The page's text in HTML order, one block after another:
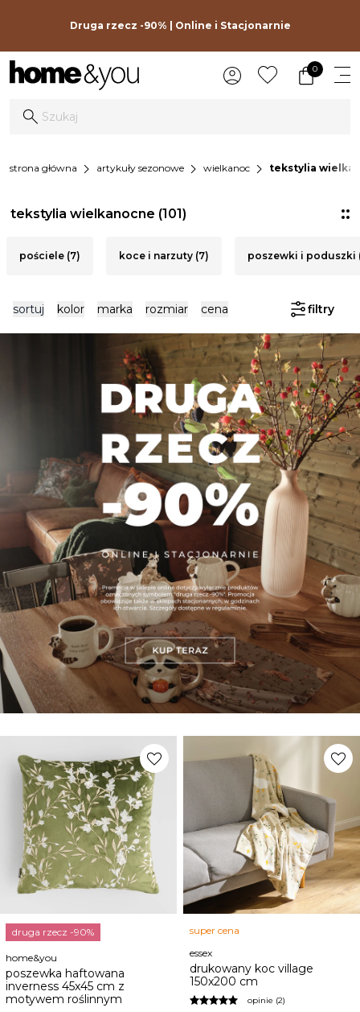
Druga rzecz -90% | Online i Stacjonarnie
0
strona główna chevron_right artykuły sezonowe chevron_right wielkanoc chevron_right tekstylia
tekstylia wielkanocne (101)
pościele (7) koce i narzuty (7) poszewki i poduszki
sortuj kolor marka rozmiar cena filtry
favorite
druga rzecz -90%
home&you
poszewka haftowana
inverness 45x45 cm z
motywem roślinnym
favorite
super cena
essex
drukowany koc village
150x200 cm
opinie (2)